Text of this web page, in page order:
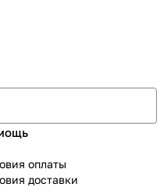
оплаты
доставки